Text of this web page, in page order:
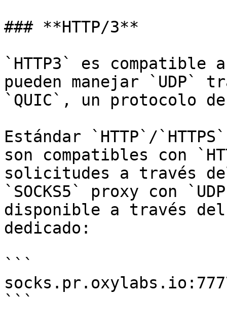
### **HTTP/3**
`HTTP3` es compatible
pueden manejar `UDP`
`QUIC`, un protocolo
Estándar `HTTP`/
son compatibles con
solicitudes a través
`SOCKS5` proxy con
disponible a través
dedicado:
```
```